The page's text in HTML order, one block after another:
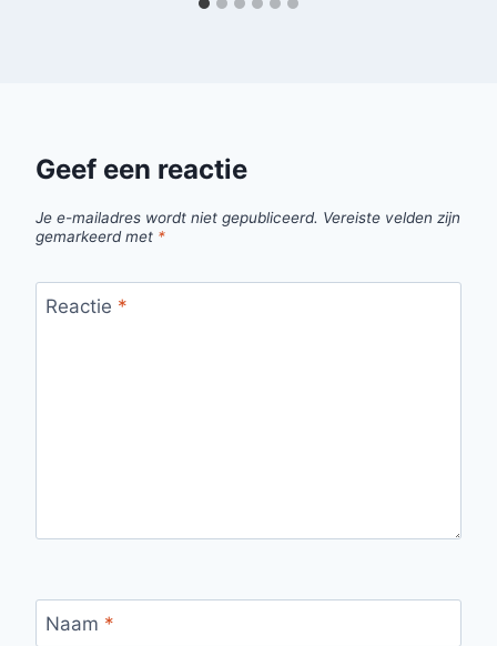
Geef een reactie
Je e-mailadres wordt niet gepubliceerd. Vereiste velden zijn
gemarkeerd met *
Reactie *
Naam *